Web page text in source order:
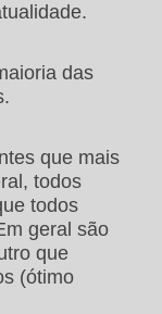
das
que mais
todos
todos
geral são
que
(ótimo